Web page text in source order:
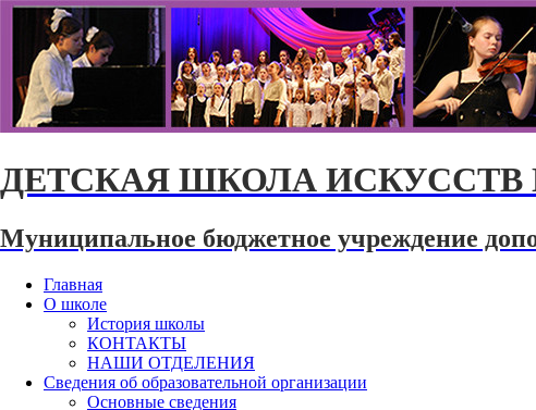
ДЕТСКАЯ ШКОЛА ИСКУССТВ
Муниципальное бюджетное учреждение
Главная
О школе
История школы
КОНТАКТЫ
НАШИ ОТДЕЛЕНИЯ
Сведения об образовательной организации
Основные сведения